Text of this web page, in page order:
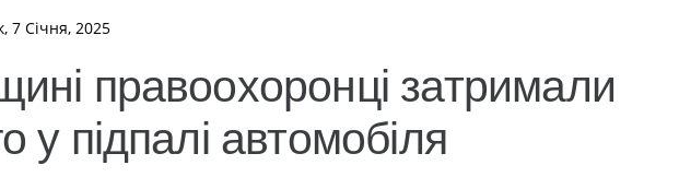
7 Січня, 2025
правоохоронці затримали
у підпалі автомобіля